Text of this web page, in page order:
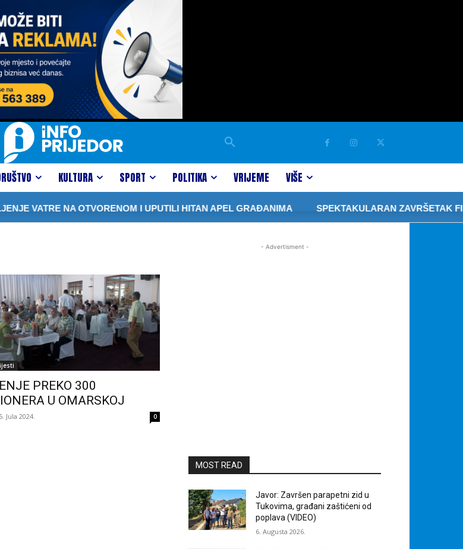
KULTURA SPORT POLITIKA VRIJEME VIŠE
VATRE NA OTVORENOM I UPUTILI HITAN APEL GRAĐANIMA
SPEKTAKULARAN ZAVRŠETAK
PREKO 300
U OMARSKOJ
5. Jula 2024. 0
- Advertisment -
MOST READ
Javor: Završen parapetni zid u
Tukovima, građani zaštićeni od
poplava (VIDEO)
6. Augusta 2026.